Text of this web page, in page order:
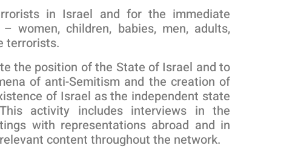
in Israel and for the immediate
women, children, babies, men, adults,
terrorists.
the position of the State of Israel and to
of anti-Semitism and the creation of
of Israel as the independent state
activity includes interviews in the
with representations abroad and in
content throughout the network.